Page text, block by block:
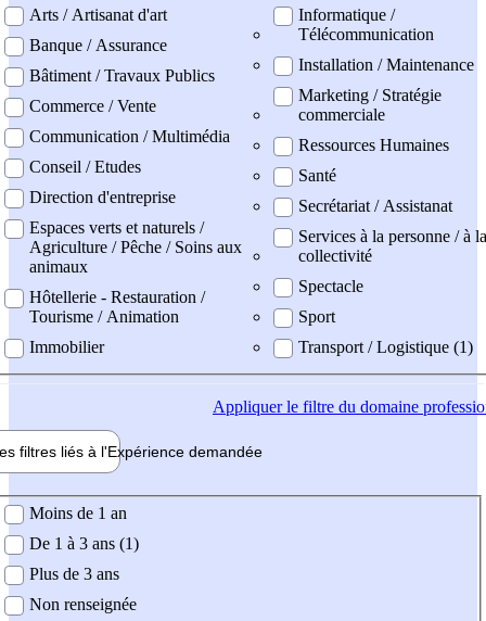
Arts / Artisanat d'art
Banque / Assurance
Bâtiment / Travaux Publics
Commerce / Vente
Communication / Multimédia
Conseil / Etudes
Direction d'entreprise
Espaces verts et naturels /
Agriculture / Pêche / Soins aux
animaux
Hôtellerie - Restauration /
Tourisme / Animation
Immobilier
Informatique /
Télécommunication
Installation / Maintenance
Marketing / Stratégie
commerciale
Ressources Humaines
Santé
Secrétariat / Assistanat
Services à la personne / à la
collectivité
Spectacle
Sport
Transport / Logistique (1)
Appliquerle filtre du domaine
filtres liés à l'Expérience demandée
demandée
Moins de 1 an
De 1 à 3 ans (1)
Plus de 3 ans
Non renseignée